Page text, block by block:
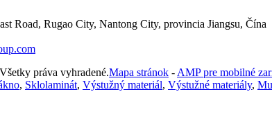
Road, Rugao City, Nantong City, provincia Jiangsu, Čína
práva vyhradené.Mapa stránok - AMP pre mobilné
, Sklolaminát, Výstužný materiál, Výstužné materiály,